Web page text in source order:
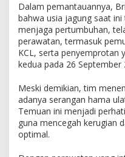
u
a
K
e
t
a
n
a
n
Dalam pemantauannya,
bahwa usia jagung saat
menjaga pertumbuhan,
perawatan, termasuk
KCL, serta penyemprotan
kedua pada 26 September
Meski demikian, tim
adanya serangan hama
Temuan ini menjadi
guna mencegah kerugian
optimal.